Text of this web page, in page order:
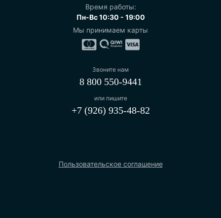
Время работы:
Пн-Вс 10:30 - 19:00
Мы принимаем карты
Звоните нам
8 800 550-9441
Пользовательское соглашение
или пишите
+7 (926) 935-48-82